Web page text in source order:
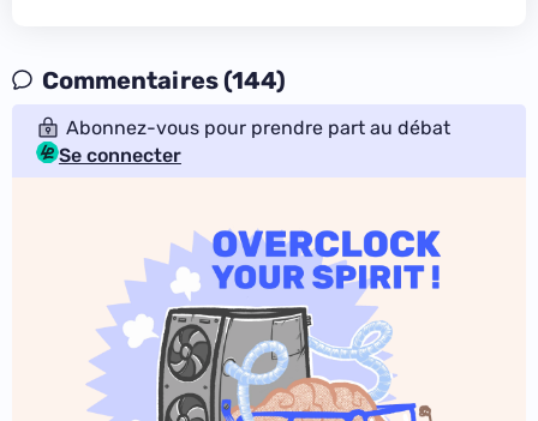
Commentaires (144)
Abonnez-vous pour prendre part au débat
Se connecter